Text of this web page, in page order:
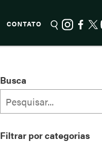
CONTATO
Busca
Filtrar por categorias